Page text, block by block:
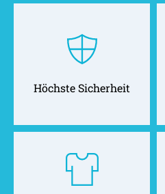
Höchste Sicherheit